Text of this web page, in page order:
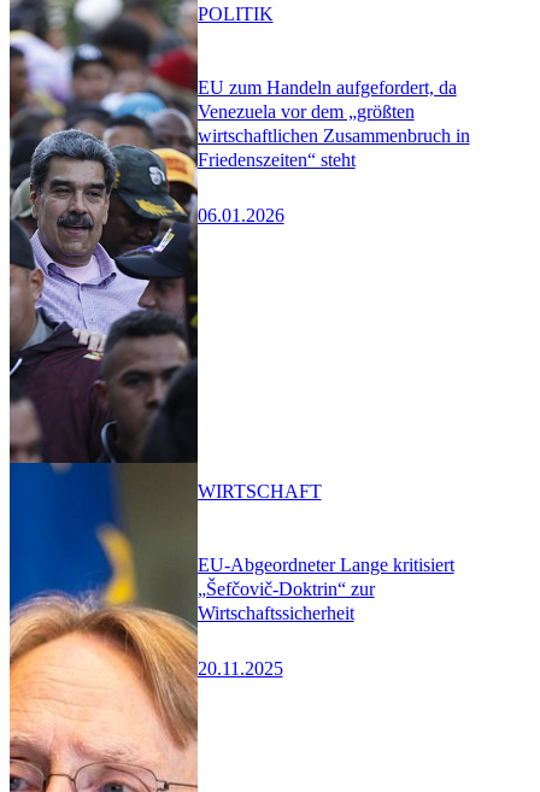
EU zum Handeln aufgefordert, da
Venezuela vor dem „größten
wirtschaftlichen Zusammenbruch in
Friedenszeiten“ steht
06.01.2026
POLITIK
EU-Abgeordneter Lange kritisiert
„Šefčovič-Doktrin“ zur
Wirtschaftssicherheit
20.11.2025
WIRTSCHAFT